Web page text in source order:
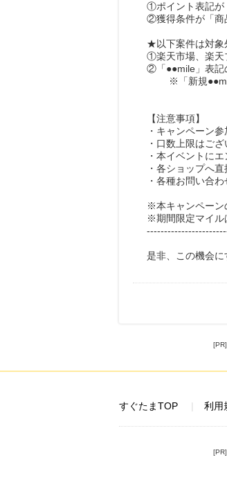
①ポイント表記が
②獲得条件が「商
★以下案件は対象
①楽天市場、楽天
②「●●mile」表記
※「新規●●mile
【注意事項】
・キャンペーン
・口数上限はござ
・本イベントに
・各ショップへ
・各種お問い合
※本キャンペーン
※期間限定マイル
是非、この機会に
[PR]
すぐたまTOP 利用
[PR]